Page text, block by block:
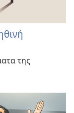
της